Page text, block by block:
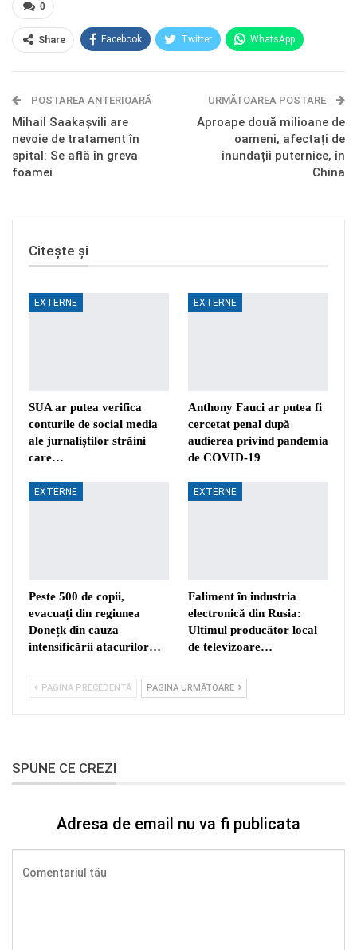
0
Share Facebook Twitter WhatsApp
Telegram OK.ru
POSTAREA ANTERIOARĂ
Mihail Saakașvili are
nevoie de tratament în
spital: Se află în greva
foamei
URMĂTOAREA POSTARE
Aproape două milioane de
oameni, afectați de
inundații puternice, în
China
Citește și
EXTERNE
SUA ar putea verifica
conturile de social media
ale jurnaliștilor străini
care…
EXTERNE
Anthony Fauci ar putea fi
cercetat penal după
audierea privind pandemia
de COVID-19
EXTERNE
Peste 500 de copii,
evacuați din regiunea
Donețk din cauza
intensificării atacurilor…
EXTERNE
Faliment în industria
electronică din Rusia:
Ultimul producător local
de televizoare…
PAGINA PRECEDENTĂ PAGINA URMĂTOARE
SPUNE CE CREZI
Adresa de email nu va fi publicata